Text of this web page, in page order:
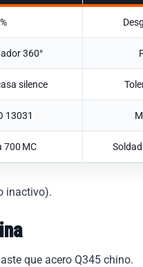
360°
silence
13031
700 MC
inactivo).
que acero Q345 chino.